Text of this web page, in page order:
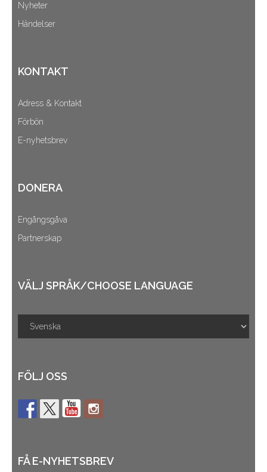
Nyheter
Händelser
KONTAKT
Adress & Kontakt
Förbön
E-nyhetsbrev
DONERA
Engångsgåva
Partnerskap
VÄLJ SPRÅK/CHOOSE LANGUAGE
FÖLJ OSS
FÅ E-NYHETSBREV